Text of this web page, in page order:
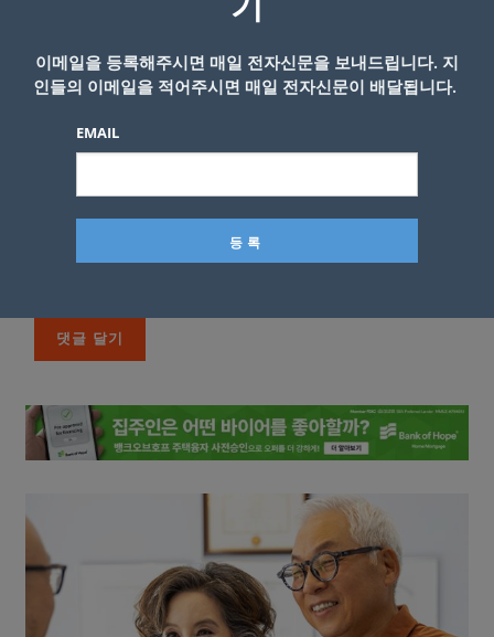
기
이메일을 등록해주시면 매일 전자신문을 보내드립니다. 지
인들의 이메일을 적어주시면 매일 전자신문이 배달됩니다.
EMAIL